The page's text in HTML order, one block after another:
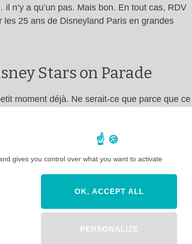
n’y a qu’un pas. Mais bon. En tout cas, RDV
25 ans de Disneyland Paris en grandes
Stars on Parade
moment déjà. Ne serait-ce que parce que ce
de cet anniversaire magique.
Disney et cela va suit ce qu’on voit de plus
de plus en plus de personnages Disney pour
stars ? La surprise restera sans doute
stars Mickey, Minnie, Pluto, Donal et Dingo
des Neiges et les Princesses Disney.
gives you control over what you want to activate
OK, ACCEPT ALL
PERSONALIZE